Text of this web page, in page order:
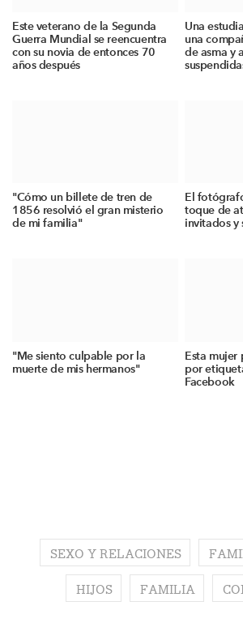
Este veterano de la Segunda
Guerra Mundial se reencuentra
con su novia de entonces 70
años después
Una
una
de asma y
"Cómo un billete de tren de
1856 resolvió el gran misterio
de mi familia"
El
toque de
invitados y
"Me siento culpable por la
muerte de mis hermanos"
Esta mujer
por
Facebook
SEXO Y RELACIONES
HIJOS FAMILIA